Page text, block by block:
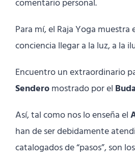
comentario personal.
Para mí, el Raja Yoga
conciencia llegar a la luz, a la
Encuentro un extraordinario
Senderomostrado por el
Así, tal como nos lo enseña el
han de ser debidamente
catalogados de “pasos”, son